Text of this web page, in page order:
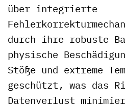
über integrierte
durch ihre robuste
physische
Stöße und extreme
geschützt, was das
Datenverlust